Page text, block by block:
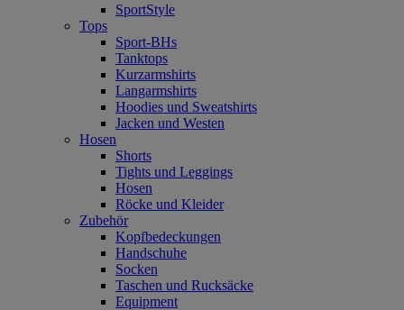
SportStyle
Tops
Sport-BHs
Tanktops
Kurzarmshirts
Langarmshirts
Hoodies und Sweatshirts
Jacken und Westen
Hosen
Shorts
Tights und Leggings
Hosen
Röcke und Kleider
Zubehör
Kopfbedeckungen
Handschuhe
Socken
Taschen und Rucksäcke
Equipment